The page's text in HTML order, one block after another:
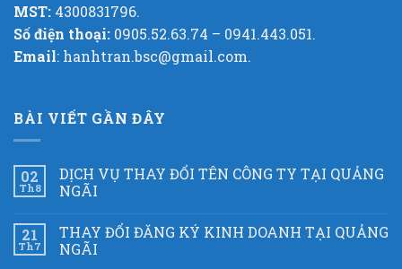
MST: 4300831796.
Số điện thoại: 0905.52.63.74 – 0941.443.051.
Email: hanhtran.bsc@gmail.com.
BÀI VIẾT GẦN ĐÂY
02
Th8
DỊCH VỤ THAY ĐỔI TÊN CÔNG TY TẠI QUẢNG
NGÃI
21
Th7
THAY ĐỔI ĐĂNG KÝ KINH DOANH TẠI QUẢNG
NGÃI